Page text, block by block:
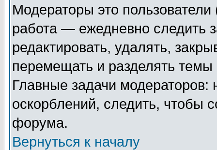
Модераторы это
работа — ежедневно следить
редактировать, удалять,
перемещать и разделять
Главные задачи
оскорблений, следить, чтобы
форума.
Вернуться к началу